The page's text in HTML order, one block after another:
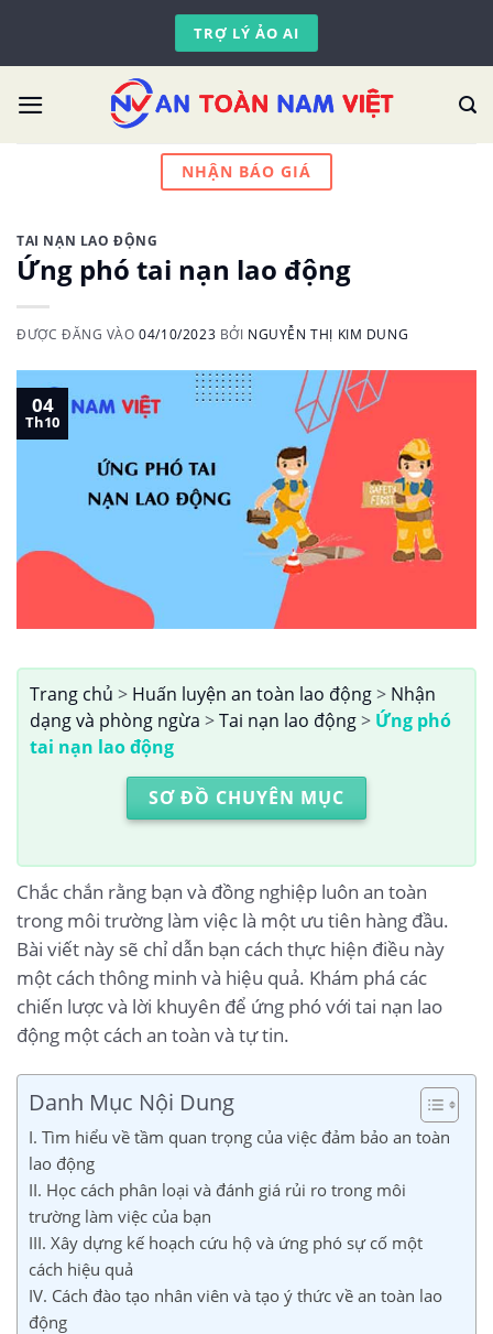
content
TRỢ LÝ ẢO AI
NHẬN BÁO GIÁ
TAI NẠN LAO ĐỘNG
Ứng phó tai nạn lao động
ĐƯỢC ĐĂNG VÀO04/10/2023 BỞI NGUYỄN THỊ KIM DUNG
04
Th10
Trang chủ > Huấn luyện an toàn lao động> Nhận
dạng và phòng ngừa >Tai nạn lao động> Ứng phó
tai nạn lao động
SƠ ĐỒ CHUYÊN MỤC
Chắc chắn rằng bạn và đồng nghiệp luôn an toàn
trong môi trường làm việc là một ưu tiên hàng đầu.
Bài viết này sẽ chỉ dẫn bạn cách thực hiện điều này
một cách thông minh và hiệu quả. Khám phá các
chiến lược và lời khuyên để ứng phó với tai nạn lao
động một cách an toàn và tự tin.
Danh Mục Nội Dung
I. Tìm hiểu về tầm quan trọng của việc đảm bảo an toàn
lao động
II. Học cách phân loại và đánh giá rủi ro trong môi
trường làm việc của bạn
III. Xây dựng kế hoạch cứu hộ và ứng phó sự cố một
cách hiệu quả
IV. Cách đào tạo nhân viên và tạo ý thức về an toàn lao
động